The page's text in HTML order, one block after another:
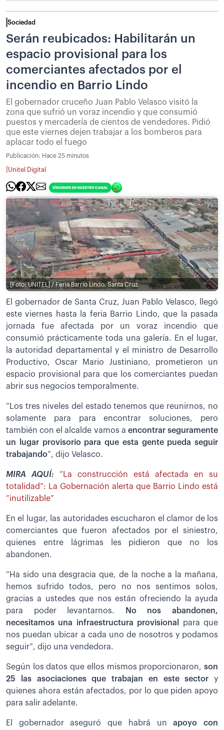
Sociedad
Serán reubicados: Habilitarán un
espacio provisional para los
comerciantes afectados por el
incendio en Barrio Lindo
El gobernador cruceño Juan Pablo Velasco visitó la
zona que sufrió un voraz incendio y que consumió
puestos y mercadería de cientos de vendedores. Pidió
que este viernes dejen trabajar a los bomberos para
aplacar todo el fuego
Publicación: Hace 25 minutos
Unitel Digital
[Foto: UNITEL] / Feria Barrio Lindo, Santa Cruz
El gobernador de Santa Cruz, Juan Pablo Velasco, llegó
este viernes hasta la feria Barrio Lindo, que la pasada
jornada fue afectada por un voraz incendio que
consumió prácticamente toda una galería. En el lugar,
la autoridad departamental y el ministro de Desarrollo
Productivo, Oscar Mario Justiniano, prometieron un
espacio provisional para que los comerciantes puedan
abrir sus negocios temporalmente.
“Los tres niveles del estado tenemos que reunirnos, no
solamente para para encontrar soluciones, pero
también con el alcalde vamos a encontrar seguramente
un lugar provisorio para que esta gente pueda seguir
trabajando”, dijo Velasco.
MIRA AQUÍ: “La construcción está afectada en su
totalidad”: La Gobernación alerta que Barrio Lindo está
“inutilizable”
En el lugar, las autoridades escucharon el clamor de los
comerciantes que fueron afectados por el siniestro,
quienes entre lágrimas les pidieron que no los
abandonen.
“Ha sido una desgracia que, de la noche a la mañana,
hemos sufrido todos, pero no nos sentimos solos,
gracias a ustedes que nos están ofreciendo la ayuda
para poder levantarnos.
No nos abandonen,
necesitamos una infraestructura provisional
para que
nos puedan ubicar a cada uno de nosotros y podamos
seguir”, dijo una vendedora.
Según los datos que ellos mismos proporcionaron, son
25 las asociaciones que trabajan en este sector y
quienes ahora están afectados, por lo que piden apoyo
para salir adelante.
El gobernador aseguró que habrá unapoyo con